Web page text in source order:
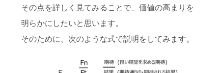
その点を詳しく見てみることで、価値の高まりを
明らかにしたいと思います。
そのために、次のような式で説明をしてみます。